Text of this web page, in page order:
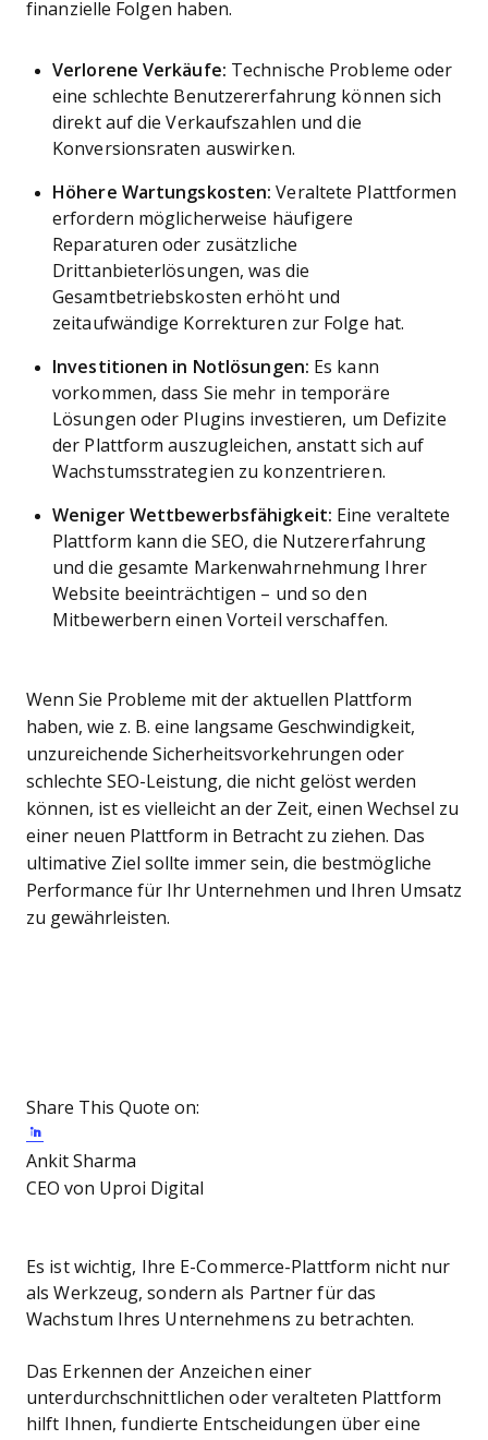
finanzielle Folgen haben.
Verlorene Verkäufe: Technische Probleme oder
eine schlechte Benutzererfahrung können sich
direkt auf die Verkaufszahlen und die
Konversionsraten auswirken.
Höhere Wartungskosten: Veraltete Plattformen
erfordern möglicherweise häufigere
Reparaturen oder zusätzliche
Drittanbieterlösungen, was die
Gesamtbetriebskosten erhöht und
zeitaufwändige Korrekturen zur Folge hat.
Investitionen in Notlösungen: Es kann
vorkommen, dass Sie mehr in temporäre
Lösungen oder Plugins investieren, um Defizite
der Plattform auszugleichen, anstatt sich auf
Wachstumsstrategien zu konzentrieren.
Weniger Wettbewerbsfähigkeit: Eine veraltete
Plattform kann die SEO, die Nutzererfahrung
und die gesamte Markenwahrnehmung Ihrer
Website beeinträchtigen – und so den
Mitbewerbern einen Vorteil verschaffen.
Wenn Sie Probleme mit der aktuellen Plattform
haben, wie z. B. eine langsame Geschwindigkeit,
unzureichende Sicherheitsvorkehrungen oder
schlechte SEO-Leistung, die nicht gelöst werden
können, ist es vielleicht an der Zeit, einen Wechsel zu
einer neuen Plattform in Betracht zu ziehen. Das
ultimative Ziel sollte immer sein, die bestmögliche
Performance für Ihr Unternehmen und Ihren Umsatz
zu gewährleisten.
Share This Quote on:
Share on Twitter
Share on Facebook
Ankit Sharma
CEO von Uproi Digital
Es ist wichtig, Ihre E-Commerce-Plattform nicht nur
als Werkzeug, sondern als Partner für das
Wachstum Ihres Unternehmens zu betrachten.
Das Erkennen der Anzeichen einer
unterdurchschnittlichen oder veralteten Plattform
hilft Ihnen, fundierte Entscheidungen über eine